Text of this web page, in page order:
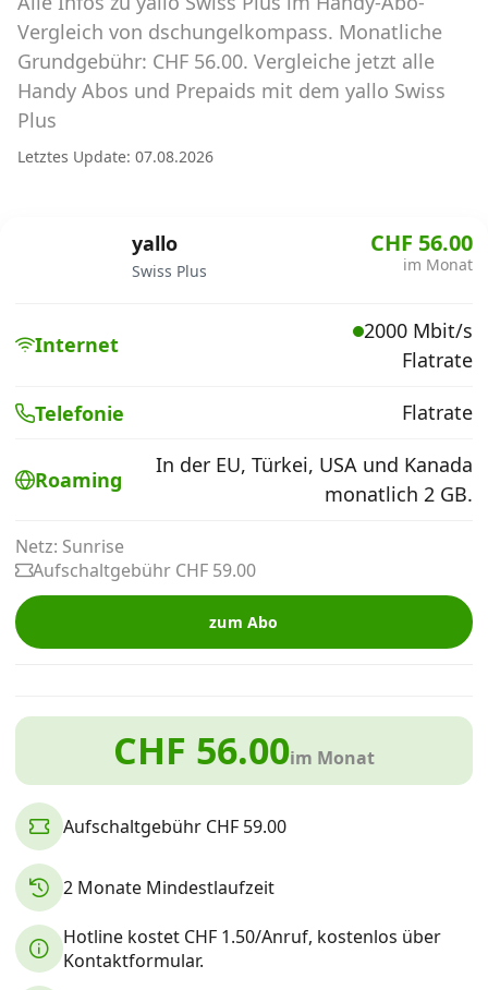
Abos für Tablets, Hotspots und Smart
Watches
Tarifrechner Handy-Abo
Alle Anbieter
Mobilfunknetz Schweiz
Handy-Abo kündigen oder
wechseln
Internet, TV, Telefon
Aktionen
News
Forum
Über uns
Vergleich von dschungelkompass. Monatliche
Grundgebühr: CHF 56.00. Vergleiche jetzt alle
Handy Abos und Prepaids mit dem yallo Swiss
Plus
Letztes Update: 07.08.2026
yallo
Swiss Plus
CHF 56.00
im Monat
Internet
2000 Mbit/s
Flatrate
Telefonie Flatrate
Roaming
In der EU, Türkei, USA und Kanada
monatlich 2 GB.
Netz: Sunrise
Aufschaltgebühr CHF 59.00
zum Abo
CHF 56.00im Monat
Aufschaltgebühr CHF 59.00
2 Monate Mindestlaufzeit
Hotline kostet CHF 1.50/Anruf, kostenlos über
Kontaktformular.